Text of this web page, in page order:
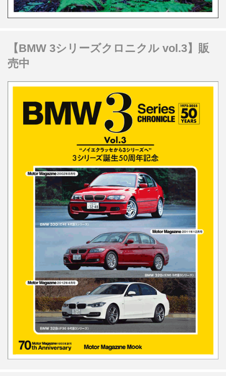
【BMW 3シリーズクロニクル vol.3】販
売中